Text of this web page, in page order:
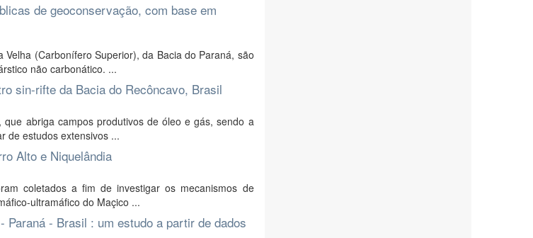
de geoconservação, com base em
(Carbonífero Superior), da Bacia do Paraná, são
não carbonático. ...
sin-rifte da Bacia do Recôncavo, Brasil
abriga campos produtivos de óleo e gás, sendo a
de estudos extensivos ...
Alto e Niquelândia
coletados a fim de investigar os mecanismos de
ultramáfico do Maçico ...
Paraná - Brasil : um estudo a partir de dados